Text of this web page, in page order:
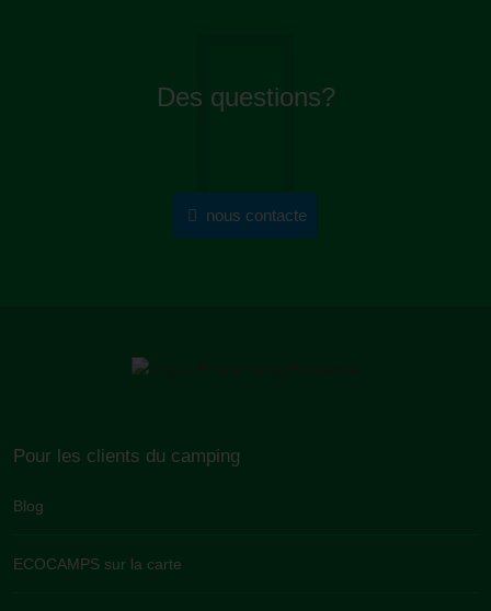
Des questions?
nous contacte
Pour les clients du camping
Blog
ECOCAMPS sur la carte